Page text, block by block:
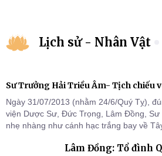
Lịch sử - Nhân Vật
Sư Trưởng Hải Triều Âm- Tịch chiếu
Ngày 31/07/2013 (nhằm 24/6/Quý Tỵ),
viện Dược Sư, Đức Trọng, Lâm Đồng, Sư
nhẹ nhàng như cánh hạc trắng bay về
Lâm Đồng: Tổ đình